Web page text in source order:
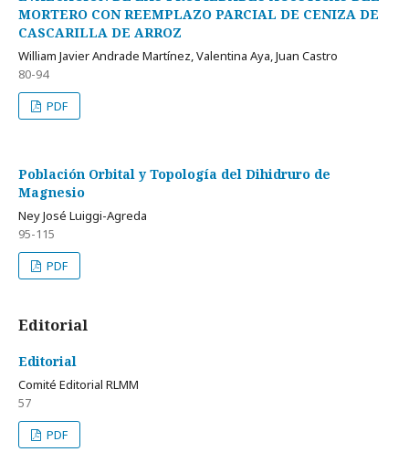
MORTERO CON REEMPLAZO PARCIAL DE CENIZA DE
CASCARILLA DE ARROZ
William Javier Andrade Martínez, Valentina Aya, Juan Castro
80-94
PDF
Población Orbital y Topología del Dihidruro de
Magnesio
Ney José Luiggi-Agreda
95-115
PDF
Editorial
Editorial
Comité Editorial RLMM
57
PDF